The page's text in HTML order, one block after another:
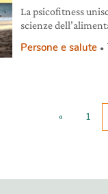
La psicofitness
scienze
Persone e salute
« 1